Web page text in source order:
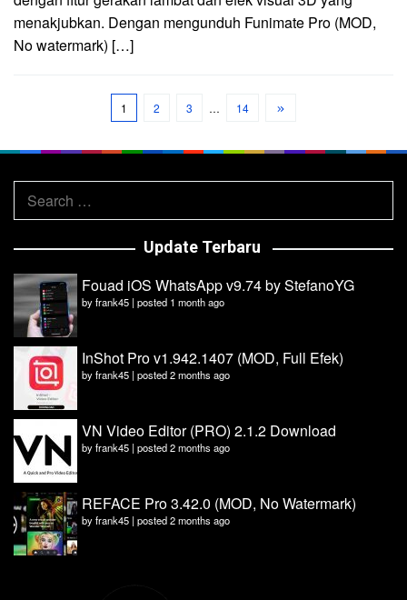
menakjubkan. Dengan mengunduh Funimate Pro (MOD,
No watermark) […]
1 2 3 … 14
Search
for:
Update Terbaru
Fouad iOS WhatsApp v9.74 by StefanoYG
byfrank45 | posted 1 month ago
InShot Pro v1.942.1407 (MOD, Full Efek)
byfrank45 | posted 2 months ago
VN Video Editor (PRO) 2.1.2 Download
byfrank45 | posted 2 months ago
REFACE Pro 3.42.0 (MOD, No Watermark)
byfrank45 | posted 2 months ago